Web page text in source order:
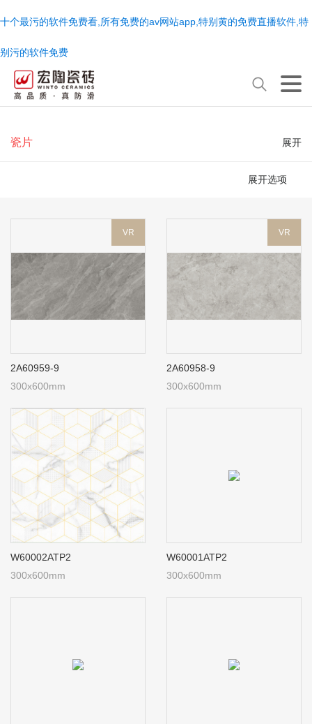
十个最污的软件免费看,所有免费的av网站app,特别黄的免费直播软件,特
别污的软件免费
瓷片 展开
展开选项
VR
2A60959-9
300x600mm
VR
2A60958-9
300x600mm
W60002ATP2
300x600mm
W60001ATP2
300x600mm